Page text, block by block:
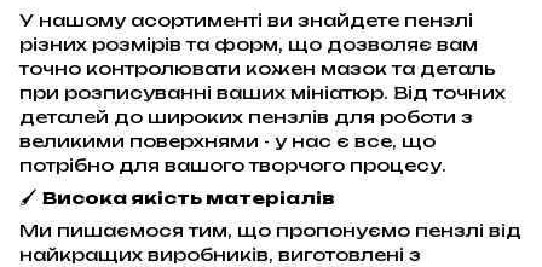
У нашому асортименті ви знайдете пензлі
різних розмірів та форм, що дозволяє вам
точно контролювати кожен мазок та деталь
при розписуванні ваших мініатюр. Від точних
деталей до широких пензлів для роботи з
великими поверхнями - у нас є все, що
потрібно для вашого творчого процесу.
🖌️ Висока якість матеріалів
Ми пишаємося тим, що пропонуємо пензлі від
найкращих виробників, виготовлені з